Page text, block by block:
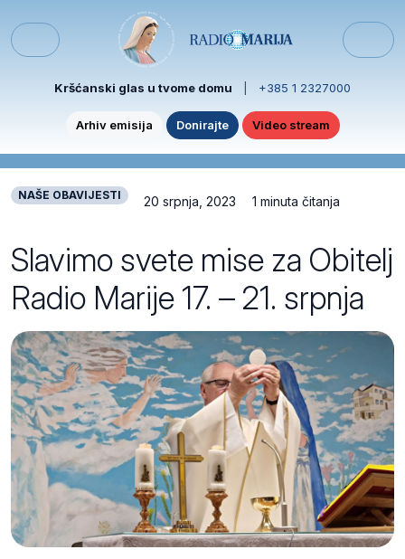
Menu
Kršćanski glas u tvome domu +385 1 2327000
Arhiv emisija Donirajte Video stream
NAŠE OBAVIJESTI 20 srpnja, 2023 1 minuta čitanja
Slavimo svete mise za Obitelj
Radio Marije 17. – 21. srpnja